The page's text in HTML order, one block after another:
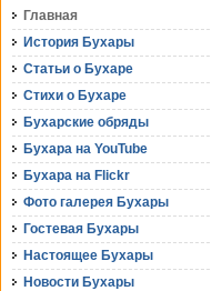
Главная
История Бухары
Статьи о Бухаре
Стихи о Бухаре
Бухарские обряды
Бухара на YouTube
Бухара на Flickr
Фото галерея Бухары
Гостевая Бухары
Настоящее Бухары
Новости Бухары